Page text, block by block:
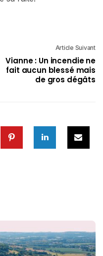
Article Suivant
Vianne : Un incendie ne
fait aucun blessé mais
de gros dégâts